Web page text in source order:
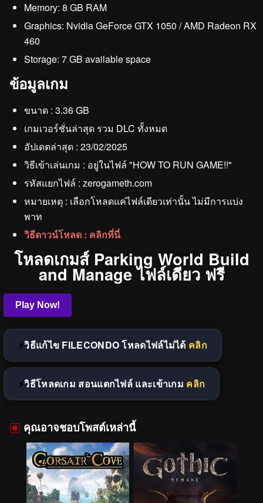
Memory: 8 GB RAM
Graphics: Nvidia GeForce GTX 1050 / AMD Radeon RX
460
Storage: 7 GB available space
ข้อมูลเกม
ขนาด : 3.36 GB
เกมเวอร์ชั่นล่าสุด รวม DLC ทั้งหมด
อัปเดตล่าสุด : 23/02/2025
วิธีเข้าเล่นเกม : อยู่ในไฟล์ "HOW TO RUN GAME!!"
รหัสแยกไฟล์ : zerogameth.com
หมายเหตุ : เลือกโหลดแค่ไฟล์เดียวเท่านั้น ไม่มีการแบ่ง
พาท
วิธีดาวน์โหลด : คลิกที่นี่
โหลดเกมส์ Parking World Build
and Manage ไฟล์เดียว ฟรี
Play Now!
วิธีแก้ไข FILECONDO โหลดไฟล์ไม่ได้ คลิก
วิธีโหลดเกม สอนแตกไฟล์ และเข้าเกม คลิก
คุณอาจชอบโพสต์เหล่านี้